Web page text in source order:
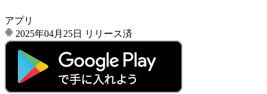
アプリ
2025年04月25日
リリース済